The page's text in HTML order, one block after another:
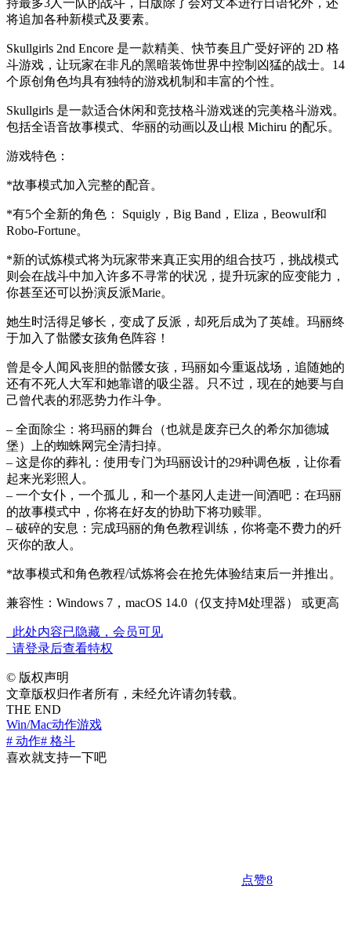
将追加各种新模式及要素。
Skullgirls 2nd Encore 是一款精美、快节奏且广受好评的 2D 格
斗游戏，让玩家在非凡的黑暗装饰世界中控制凶猛的战士。14
个原创角色均具有独特的游戏机制和丰富的个性。
Skullgirls 是一款适合休闲和竞技格斗游戏迷的完美格斗游戏。
包括全语音故事模式、华丽的动画以及山根 Michiru 的配乐。
游戏特色：
*故事模式加入完整的配音。
*有5个全新的角色： Squigly，Big Band，Eliza，Beowulf和
Robo-Fortune。
*新的试炼模式将为玩家带来真正实用的组合技巧，挑战模式
则会在战斗中加入许多不寻常的状况，提升玩家的应变能力，
你甚至还可以扮演反派Marie。
她生时活得足够长，变成了反派，却死后成为了英雄。玛丽终
于加入了骷髅女孩角色阵容！
曾是令人闻风丧胆的骷髅女孩，玛丽如今重返战场，追随她的
还有不死人大军和她靠谱的吸尘器。只不过，现在的她要与自
己曾代表的邪恶势力作斗争。
– 全面除尘：将玛丽的舞台（也就是废弃已久的希尔加德城
堡）上的蜘蛛网完全清扫掉。
– 这是你的葬礼：使用专门为玛丽设计的29种调色板，让你看
起来光彩照人。
– 一个女仆，一个孤儿，和一个基冈人走进一间酒吧：在玛丽
的故事模式中，你将在好友的协助下将功赎罪。
– 破碎的安息：完成玛丽的角色教程训练，你将毫不费力的歼
灭你的敌人。
*故事模式和角色教程/试炼将会在抢先体验结束后一并推出。
兼容性：Windows 7，macOS 14.0（仅支持M处理器） 或更高
此处内容已隐藏，会员可见
请登录后查看特权
© 版权声明
文章版权归作者所有，未经允许请勿转载。
THE END
Win/Mac动作游戏
# 动作# 格斗
喜欢就支持一下吧
点赞8